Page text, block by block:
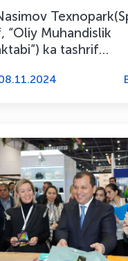
“Oliy Muhandislik
ka tashrif